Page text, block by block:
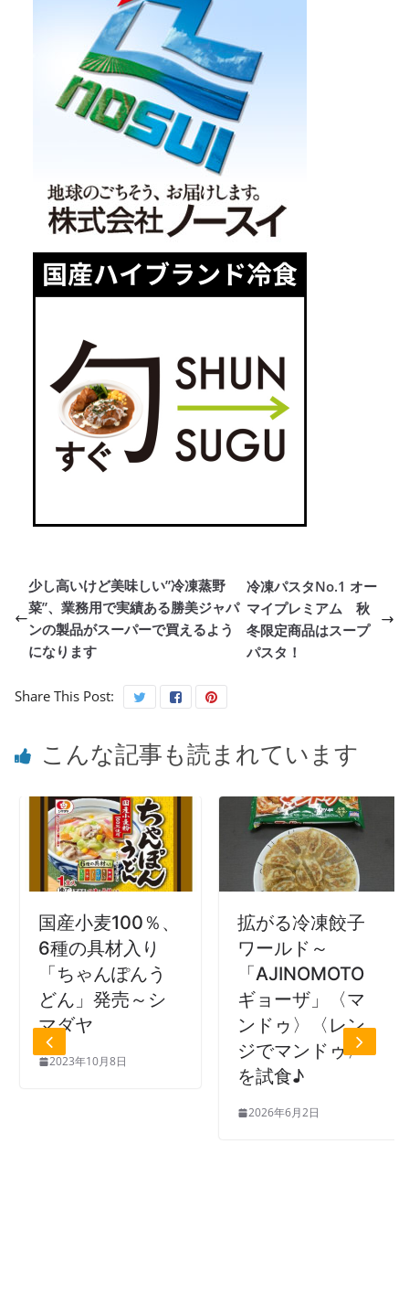
少し高いけど美味しい”冷凍蒸野
菜”、業務用で実績ある勝美ジャパ
ンの製品がスーパーで買えるよう
になります
冷凍パスタNo.1 オー
マイプレミアム 秋
冬限定商品はスープ
パスタ！
Share This Post:
こんな記事も読まれています
国産小麦100％、
6種の具材入り
「ちゃんぽんう
どん」発売～シ
マダヤ
2023年10月8日
拡がる冷凍餃子
ワールド～
「AJINOMOTO
ギョーザ」〈マ
ンドゥ〉〈レン
ジでマンドゥ〉
を試食♪
2026年6月2日